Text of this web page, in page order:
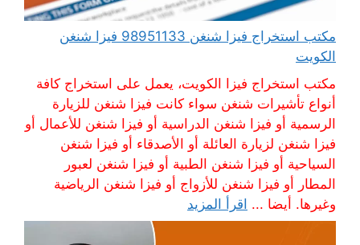
مكتب استخراج فيزا شنغن 98951133 فيزا شنغن
الكويت
مكتب استخراج فيزا الكويت، يعمل على استخراج كافة
أنواع تأشيرات شنغن سواء كانت فيزا شنغن للزيارة
الرسمية أو فيزا شنغن الدراسية أو فيزا شنغن للأعمال أو
فيزا شنغن لزيارة العائلة أو الأصدقاء أو فيزا شنغن
السياحية أو فيزا شنغن الطبية أو فيزا شنغن لعبور
المطار أو فيزا شنغن للأزواج أو فيزا شنغن الرياضية
وغيرها. أيضا ... اقرأ المزيد